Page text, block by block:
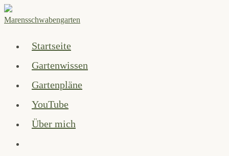
Zum
Inhalt
Startseite
Gartenwissen
Gartenpläne
YouTube
Über mich